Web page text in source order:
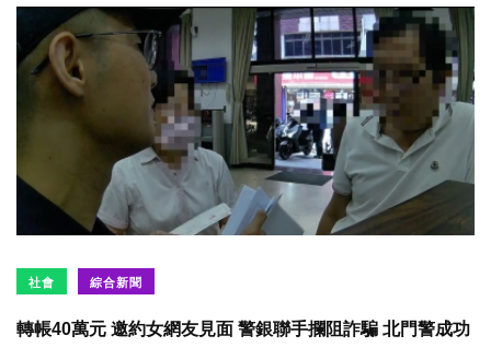
社會 綜合新聞
轉帳40萬元 邀約女網友見面 警銀聯手攔阻詐騙 北門警成功